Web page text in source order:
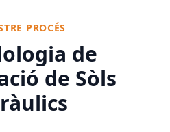
PROCÉS
de
de Sòls